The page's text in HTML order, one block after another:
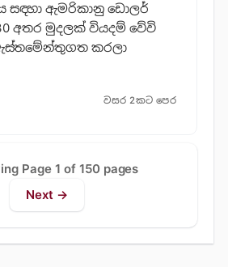
සඳහා ඇමරිකානු ඩොලර්
අතර මුදලක් වියදම් වේවි
කරලා
වසර 2කට පෙර
Page 1 of 150 pages
Next →